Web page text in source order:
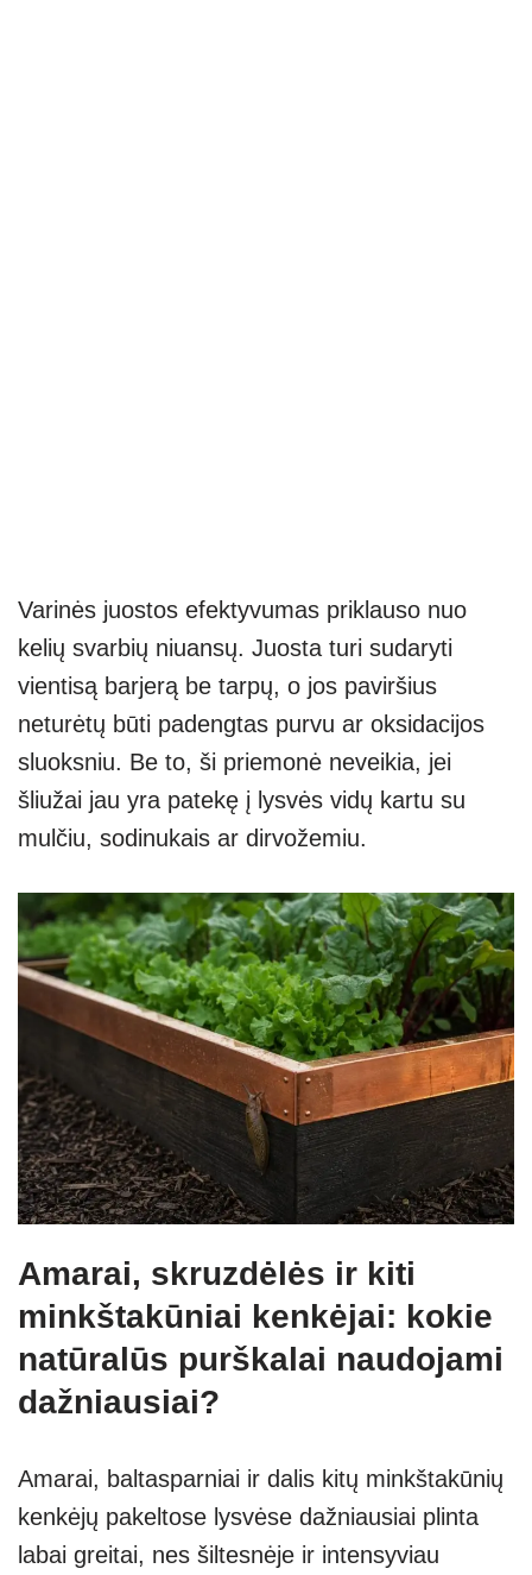
Varinės juostos efektyvumas priklauso nuo
kelių svarbių niuansų. Juosta turi sudaryti
vientisą barjerą be tarpų, o jos paviršius
neturėtų būti padengtas purvu ar oksidacijos
sluoksniu. Be to, ši priemonė neveikia, jei
šliužai jau yra patekę į lysvės vidų kartu su
mulčiu, sodinukais ar dirvožemiu.
Amarai, skruzdėlės ir kiti
minkštakūniai kenkėjai: kokie
natūralūs purškalai naudojami
dažniausiai?
Amarai, baltasparniai ir dalis kitų minkštakūnių
kenkėjų pakeltose lysvėse dažniausiai plinta
labai greitai, nes šiltesnėje ir intensyviau